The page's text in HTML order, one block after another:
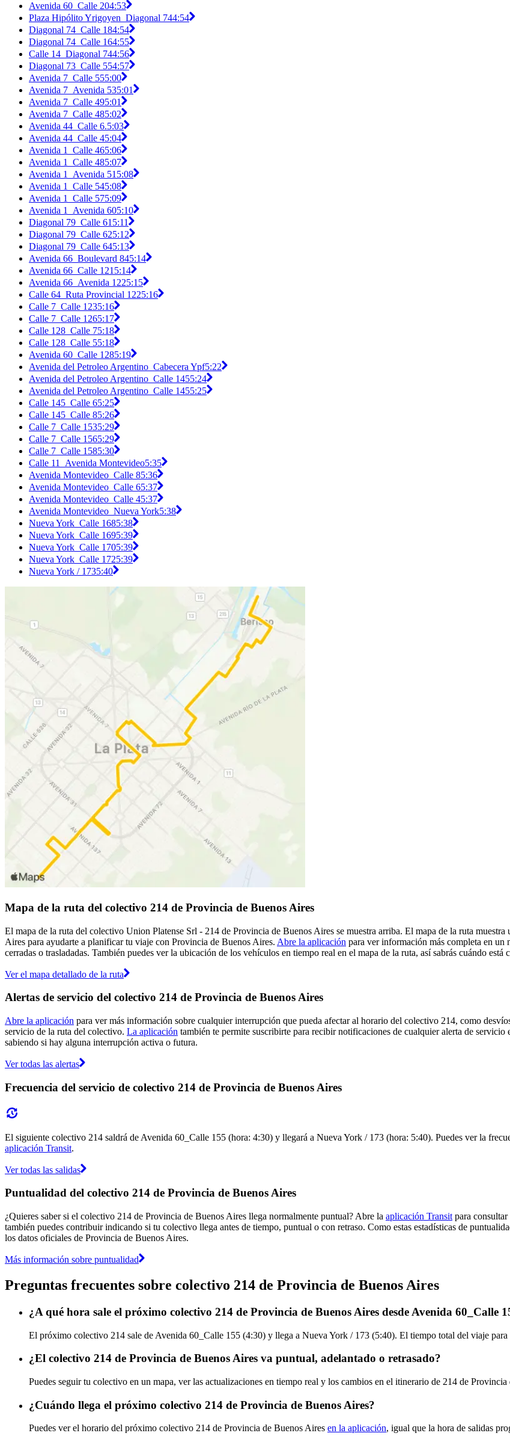
Avenida 60_Calle 204:53
Plaza Hipólito Yrigoyen_Diagonal 744:54
Diagonal 74_Calle 184:54
Diagonal 74_Calle 164:55
Calle 14_Diagonal 744:56
Diagonal 73_Calle 554:57
Avenida 7_Calle 555:00
Avenida 7_Avenida 535:01
Avenida 7_Calle 495:01
Avenida 7_Calle 485:02
Avenida 44_Calle 6.5:03
Avenida 44_Calle 45:04
Avenida 1_Calle 465:06
Avenida 1_Calle 485:07
Avenida 1_Avenida 51 5:08
Avenida 1_Calle 545:08
Avenida 1_Calle 575:09
Avenida 1_Avenida 605:10
Diagonal 79_Calle 61 5:11
Diagonal 79_Calle 625:12
Diagonal 79_Calle 645:13
Avenida 66_Boulevard 845:14
Avenida 66_Calle 121 5:14
Avenida 66_Avenida 1225:15
Calle 64_Ruta Provincial 1225:16
Calle 7_Calle 1235:16
Calle 7_Calle 1265:17
Calle 128_Calle 75:18
Calle 128_Calle 55:18
Avenida 60_Calle 1285:19
Avenida del Petroleo Argentino_Cabecera Ypf5:22
Avenida del Petroleo Argentino_Calle 1455:24
Avenida del Petroleo Argentino_Calle 1455:25
Calle 145_Calle 65:25
Calle 145_Calle 85:26
Calle 7_Calle 1535:29
Calle 7_Calle 1565:29
Calle 7_Calle 1585:30
Calle 11_Avenida Montevideo5:35
Avenida Montevideo_Calle 85:36
Avenida Montevideo_Calle 65:37
Avenida Montevideo_Calle 45:37
Avenida Montevideo_Nueva York5:38
Nueva York_Calle 1685:38
Nueva York_Calle 1695:39
Nueva York_Calle 1705:39
Nueva York_Calle 1725:39
Nueva York / 1735:40
Mapa de la ruta del colectivo 214 de Provincia de Buenos Aires
El mapa de la ruta del colectivo Union Platense Srl - 214 de Provincia de Buenos Aires se muestra arriba. El mapa de la ruta
Aires para ayudarte a planificar tu viaje con Provincia de Buenos Aires. Abre la aplicación para ver información más completa en un
cerradas o trasladadas. También puedes ver la ubicación de los vehículos en tiempo real en el mapa de la ruta, así sabrás cuándo está
Ver el mapa detallado de la ruta
Alertas de servicio del colectivo 214 de Provincia de Buenos Aires
Abre la aplicación para ver más información sobre cualquier interrupción que pueda afectar al horario del colectivo 214, como
servicio de la ruta del colectivo. La aplicación también te permite suscribirte para recibir notificaciones de cualquier alerta de
sabiendo si hay alguna interrupción activa o futura.
Ver todas las alertas
Frecuencia del servicio de colectivo 214 de Provincia de Buenos Aires
El siguiente colectivo 214 saldrá de Avenida 60_Calle 155 (hora: 4:30) y llegará a Nueva York / 173 (hora: 5:40). Puedes ver la
aplicación Transit.
Ver todas las salidas
Puntualidad del colectivo 214 de Provincia de Buenos Aires
¿Quieres saber si el colectivo 214 de Provincia de Buenos Aires llega normalmente puntual? Abre la aplicación Transit para
también puedes contribuir indicando si tu colectivo llega antes de tiempo, puntual o con retraso. Como estas estadísticas de
los datos oficiales de Provincia de Buenos Aires.
Más información sobre puntualidad
Preguntas frecuentes sobre colectivo 214 de Provincia de Buenos Aires
¿A qué hora sale el próximo colectivo 214 de Provincia de Buenos Aires desde Avenida 60_Calle
El próximo colectivo 214 sale de Avenida 60_Calle 155 (4:30) y llega a Nueva York / 173 (5:40). El tiempo total del viaje
¿El colectivo 214 de Provincia de Buenos Aires va puntual, adelantado o retrasado?
Puedes seguir tu colectivo en un mapa, ver las actualizaciones en tiempo real y los cambios en el itinerario de 214 de
¿Cuándo llega el próximo colectivo 214 de Provincia de Buenos Aires?
Puedes ver el horario del próximo colectivo 214 de Provincia de Buenos Aires en la aplicación, igual que la hora de salidas